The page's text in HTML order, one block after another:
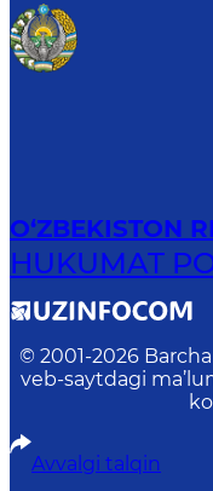
O‘ZBEKISTON
HUKUMAT
© 2001-2026
veb-saytdagi
Avvalgi talqin